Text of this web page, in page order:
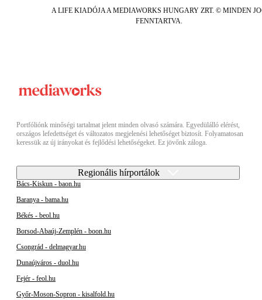
A LIFE KIADÓJA A MEDIAWORKS HUNGARY ZRT. © MINDEN
FENNTARTVA.
Portfóliónk minőségi tartalmat jelent minden olvasó számára. Egyedülálló elérést,
országos lefedettséget és változatos megjelenési lehetőséget biztosít. Folyamatosan
keressük az új irányokat és fejlődési lehetőségeket. Ez jövőnk záloga.
Regionális hírportálok
Bács-Kiskun - baon.hu
Baranya - bama.hu
Békés - beol.hu
Borsod-Abaúj-Zemplén - boon.hu
Csongrád - delmagyar.hu
Dunaújváros - duol.hu
Fejér - feol.hu
Győr-Moson-Sopron - kisalfold.hu